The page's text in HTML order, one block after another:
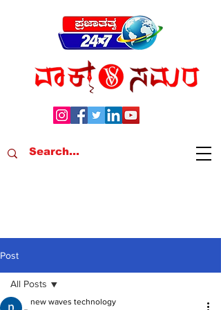
Post
All Posts
new waves technology